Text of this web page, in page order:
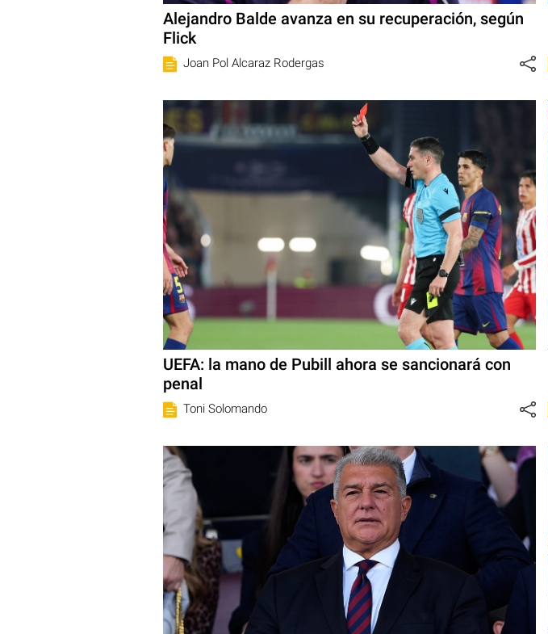
Alejandro Balde avanza en su recuperación, según
Flick
Joan Pol Alcaraz Rodergas
UEFA: la mano de Pubill ahora se sancionará con
penal
Toni Solomando